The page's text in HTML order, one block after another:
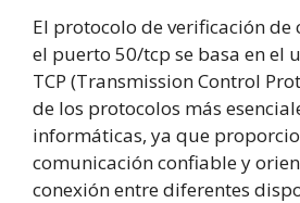
El protocolo de verificación de
el puerto 50/tcp se basa en el
TCP (Transmission Control
de los protocolos más
informáticas, ya que
comunicación confiable y
conexión entre diferentes